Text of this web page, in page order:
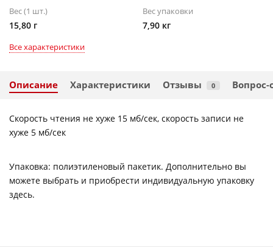
Вес (1 шт.)
15,80 г
Вес упаковки
7,90 кг
Все характеристики
Описание Характеристики Отзывы 0 Вопрос-
Скорость чтения не хуже 15 мб/сек, скорость записи не
хуже 5 мб/сек
Упаковка: полиэтиленовый пакетик. Дополнительно вы
можете выбрать и приобрести индивидуальную упаковку
здесь.